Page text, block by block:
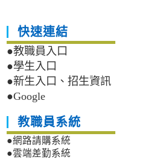
快速連結
●教職員入口
●學生入口
●新生入口、招生資訊
●Google
教職員系統
●網路請購系統
●雲端差勤系統